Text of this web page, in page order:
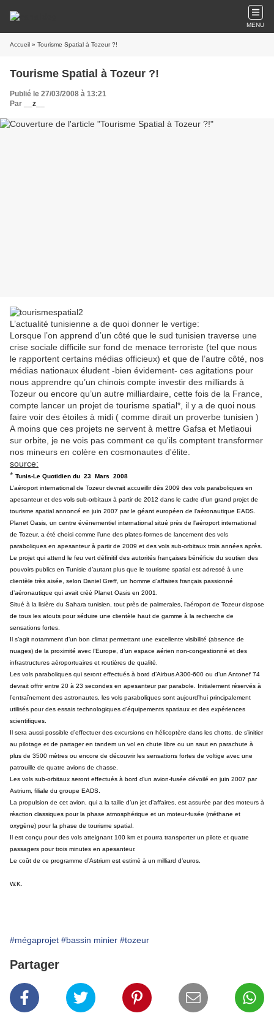
MENU
Accueil » Tourisme Spatial à Tozeur ?!
Tourisme Spatial à Tozeur ?!
Publié le 27/03/2008 à 13:21
Par
__z__
L’actualité tunisienne a de quoi donner le vertige:
Lorsque l’on apprend d’un côté que le sud tunisien traverse une
crise sociale difficile sur fond de menace terroriste (tel que nous
le rapportent certains médias officieux) et que de l’autre côté, nos
médias nationaux éludent -bien évidement- ces agitations pour
nous apprendre qu’un chinois compte investir des milliards à
Tozeur ou encore qu’un autre milliardaire, cette fois de la France,
compte lancer un projet de tourisme spatial*, il y a de quoi nous
faire voir des étoiles à midi ( comme dirait un proverbe tunisien )
A moins que ces projets ne servent à mettre Gafsa et Metlaoui
sur orbite, je ne vois pas comment ce qu'ils comptent transformer
nos mineurs en colère en cosmonautes d'élite.
source:
* Tunis-Le Quotidien du 23 Mars 2008
L’aéroport international de Tozeur devrait accueillir dès 2009 des vols paraboliques en
apesanteur et des vols sub-orbitaux à partir de 2012 dans le cadre d’un grand projet de
tourisme spatial annoncé en juin 2007 par le géant européen de l’aéronautique EADS.
Planet Oasis, un centre événementiel international situé près de l'aéroport international
de Tozeur, a été choisi comme l’une des plates-formes de lancement des vols
paraboliques en apesanteur à partir de 2009 et des vols sub-orbitaux trois années après.
Le projet qui attend le feu vert définitif des autorités françaises bénéficie du soutien des
pouvoirs publics en Tunisie d’autant plus que le tourisme spatial est adressé à une
clientèle très aisée, selon Daniel Greff, un homme d’affaires français passionné
d’aéronautique qui avait créé Planet Oasis en 2001.
Situé à la lisière du Sahara tunisien, tout près de palmeraies, l’aéroport de Tozeur dispose
de tous les atouts pour séduire une clientèle haut de gamme à la recherche de
sensations fortes.
Il s’agit notamment d’un bon climat permettant une excellente visibilité (absence de
nuages) de la proximité avec l’Europe, d’un espace aérien non-congestionné et des
infrastructures aéroportuaires et routières de qualité.
Les vols paraboliques qui seront effectués à bord d’Airbus A300-600 ou d’un Antonef 74
devrait offrir entre 20 à 23 secondes en apesanteur par parabole. Initialement réservés à
l’entraînement des astronautes, les vols paraboliques sont aujourd’hui principalement
utilisés pour des essais technologiques d’équipements spatiaux et des expériences
scientifiques.
Il sera aussi possible d’effectuer des excursions en hélicoptère dans les chotts, de s’initier
au pilotage et de partager en tandem un vol en chute libre ou un saut en parachute à
plus de 3500 mètres ou encore de découvrir les sensations fortes de voltige avec une
patrouille de quatre avions de chasse.
Les vols sub-orbitaux seront effectués à bord d’un avion-fusée dévoilé en juin 2007 par
Astrium, filiale du groupe EADS.
La propulsion de cet avion, qui a la taille d’un jet d’affaires, est assurée par des moteurs à
réaction classiques pour la phase atmosphérique et un moteur-fusée (méthane et
oxygène) pour la phase de tourisme spatial.
Il est conçu pour des vols atteignant 100 km et pourra transporter un pilote et quatre
passagers pour trois minutes en apesanteur.
Le coût de ce programme d’Astrium est estimé à un milliard d’euros.
W.K.
#mégaprojet #bassin minier #tozeur
Partager